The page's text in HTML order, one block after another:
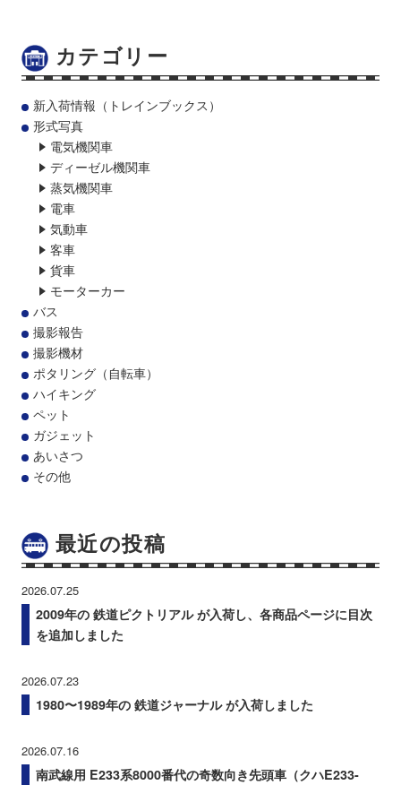
カテゴリー
新入荷情報（トレインブックス）
形式写真
電気機関車
ディーゼル機関車
蒸気機関車
電車
気動車
客車
貨車
モーターカー
バス
撮影報告
撮影機材
ポタリング（自転車）
ハイキング
ペット
ガジェット
あいさつ
その他
最近の投稿
2026.07.25
2009年の 鉄道ピクトリアル が入荷し、各商品ページに目次
を追加しました
2026.07.23
1980〜1989年の 鉄道ジャーナル が入荷しました
2026.07.16
南武線用 E233系8000番代の奇数向き先頭車（クハE233-